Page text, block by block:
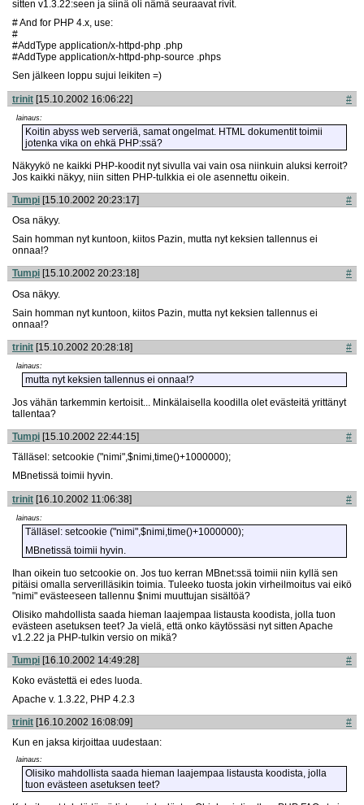
sitten v1.3.22:seen ja siinä oli nämä seuraavat rivit.
# And for PHP 4.x, use:
#
#AddType application/x-httpd-php .php
#AddType application/x-httpd-php-source .phps
Sen jälkeen loppu sujui leikiten =)
trinit [15.10.2002 16:06:22] #
lainaus:
Koitin abyss web serveriä, samat ongelmat. HTML dokumentit toimii
jotenka vika on ehkä PHP:ssä?
Näkyykö ne kaikki PHP-koodit nyt sivulla vai vain osa niinkuin aluksi kerroit?
Jos kaikki näkyy, niin sitten PHP-tulkkia ei ole asennettu oikein.
Tumpi [15.10.2002 20:23:17]
#
Osa näkyy.
Sain homman nyt kuntoon, kiitos Pazin, mutta nyt keksien tallennus ei
onnaa!?
Tumpi [15.10.2002 20:23:18]
#
Osa näkyy.
Sain homman nyt kuntoon, kiitos Pazin, mutta nyt keksien tallennus ei
onnaa!?
trinit [15.10.2002 20:28:18] #
lainaus:
mutta nyt keksien tallennus ei onnaa!?
Jos vähän tarkemmin kertoisit... Minkälaisella koodilla olet evästeitä yrittänyt
tallentaa?
Tumpi [15.10.2002 22:44:15]
#
Tälläsel: setcookie ("nimi",$nimi,time()+1000000);
MBnetissä toimii hyvin.
trinit [16.10.2002 11:06:38] #
lainaus:
Tälläsel: setcookie ("nimi",$nimi,time()+1000000);
MBnetissä toimii hyvin.
Ihan oikein tuo setcookie on. Jos tuo kerran MBnet:ssä toimii niin kyllä sen
pitäisi omalla serverilläsikin toimia. Tuleeko tuosta jokin virheilmoitus vai eikö
"nimi" evästeeseen tallennu $nimi muuttujan sisältöä?
Olisiko mahdollista saada hieman laajempaa listausta koodista, jolla tuon
evästeen asetuksen teet? Ja vielä, että onko käytössäsi nyt sitten Apache
v1.2.22 ja PHP-tulkin versio on mikä?
Tumpi [16.10.2002 14:49:28]
#
Koko evästettä ei edes luoda.
Apache v. 1.3.22, PHP 4.2.3
trinit [16.10.2002 16:08:09]
#
Kun en jaksa kirjoittaa uudestaan:
lainaus:
Olisiko mahdollista saada hieman laajempaa listausta koodista, jolla
tuon evästeen asetuksen teet?